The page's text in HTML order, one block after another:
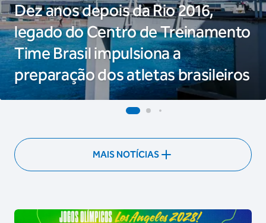
Dez anos depois da Rio 2016,
legado do Centro de Treinamento
Time Brasil impulsiona a
preparação dos atletas brasileiros
MAIS NOTÍCIAS